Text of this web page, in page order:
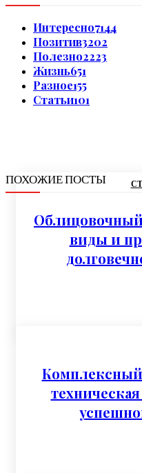
Интересно7144
Позитив3202
Полезно2223
Жизнь651
Разное155
Статьи101
ПОХОЖИЕ ПОСТЫ
виды и
Комплексный